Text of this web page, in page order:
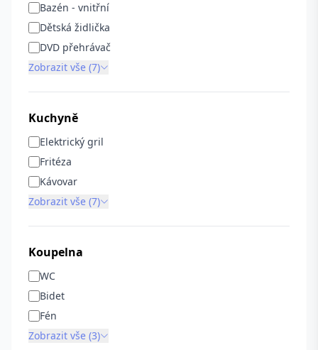
Bazén - vnitřní
Dětská židlička
DVD přehrávač
Zobrazit vše (7)
Kuchyně
Elektrický gril
Fritéza
Kávovar
Zobrazit vše (7)
Koupelna
WC
Bidet
Fén
Zobrazit vše (3)